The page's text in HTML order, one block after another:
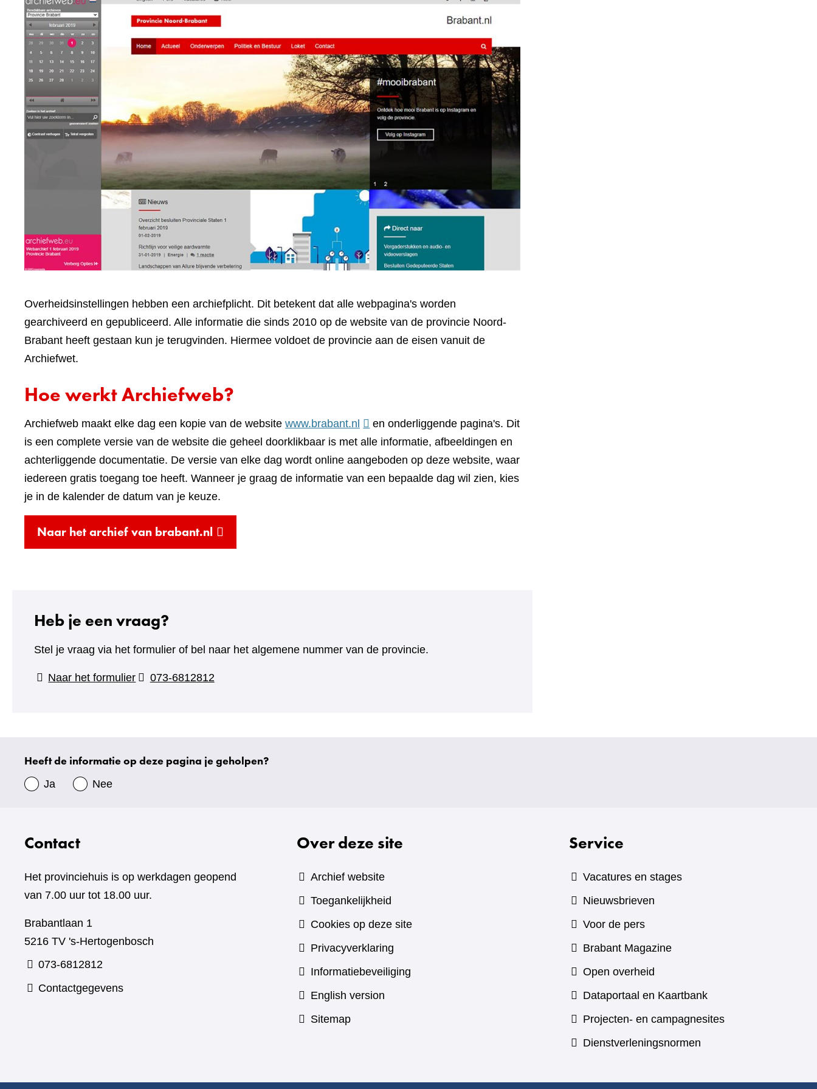
Overheidsinstellingen hebben een archiefplicht. Dit betekent dat alle webpagina's worden
gearchiveerd en gepubliceerd. Alle informatie die sinds 2010 op de website van de provincie Noord-
Brabant heeft gestaan kun je terugvinden. Hiermee voldoet de provincie aan de eisen vanuit de
Archiefwet.
Hoe werkt Archiefweb?
Archiefweb maakt elke dag een kopie van de website www.brabant.nl (verwijst
naar
een
andere
en onderliggende pagina's. Dit
is een complete versie van de website die geheel doorklikbaar is met alle informatie, afbeeldingen en
achterliggende documentatie. De versie van elke dag wordt online aangeboden op deze website, waar
iedereen gratis toegang toe heeft. Wanneer je graag de informatie van een bepaalde dag wil zien, kies
je in de kalender de datum van je keuze.
Naar het archief van brabant.nl (verwijst
naar
Heb je een vraag?
Stel je vraag via het formulier of bel naar het algemene nummer van de provincie.
Naar het formulier(verwijst
073-6812812
Uw
gegevens
Heeft de informatie op deze pagina je geholpen?
Ja Nee
Contact
Het provinciehuis is op werkdagen geopend
van 7.00 uur tot 18.00 uur.
Brabantlaan 1
5216 TV 's-Hertogenbosch
073-6812812
Contactgegevens
Over deze site
Archief website
Toegankelijkheid
Cookies op deze site
Privacyverklaring
Informatiebeveiliging
English version
Sitemap
Service
Vacatures en stages
Nieuwsbrieven
Voor de pers
Brabant Magazine(verwijst
andere
website)
Open overheid
Dataportaal en Kaartbank(verwijst
naar
Projecten- en campagnesites
Dienstverleningsnormen